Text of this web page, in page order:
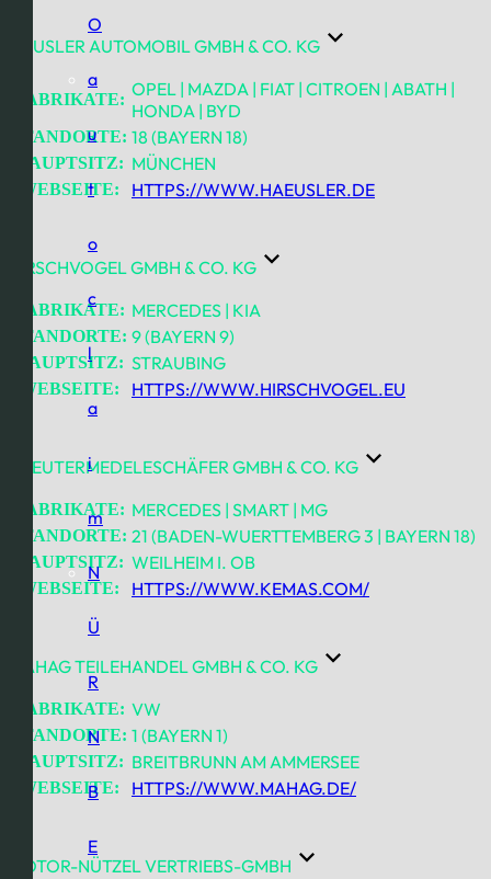
O
a
u
t
o
c
l
a
i
m
N
Ü
R
N
B
E
HÄUSLER AUTOMOBIL GMBH & CO. KG
FABRIKATE: OPEL | MAZDA | FIAT | CITROEN | ABATH |
HONDA | BYD
STANDORTE: 18 (BAYERN 18)
HAUPTSITZ: MÜNCHEN
WEBSEITE: HTTPS://WWW.HAEUSLER.DE
HIRSCHVOGEL GMBH & CO. KG
FABRIKATE: MERCEDES | KIA
STANDORTE: 9 (BAYERN 9)
HAUPTSITZ: STRAUBING
WEBSEITE: HTTPS://WWW.HIRSCHVOGEL.EU
KREUTERMEDELESCHÄFER GMBH & CO. KG
FABRIKATE: MERCEDES | SMART | MG
STANDORTE: 21 (BADEN-WUERTTEMBERG 3 | BAYERN 18)
HAUPTSITZ: WEILHEIM I. OB
WEBSEITE: HTTPS://WWW.KEMAS.COM/
MAHAG TEILEHANDEL GMBH & CO. KG
FABRIKATE: VW
STANDORTE: 1 (BAYERN 1)
HAUPTSITZ: BREITBRUNN AM AMMERSEE
WEBSEITE: HTTPS://WWW.MAHAG.DE/
MOTOR-NÜTZEL VERTRIEBS-GMBH